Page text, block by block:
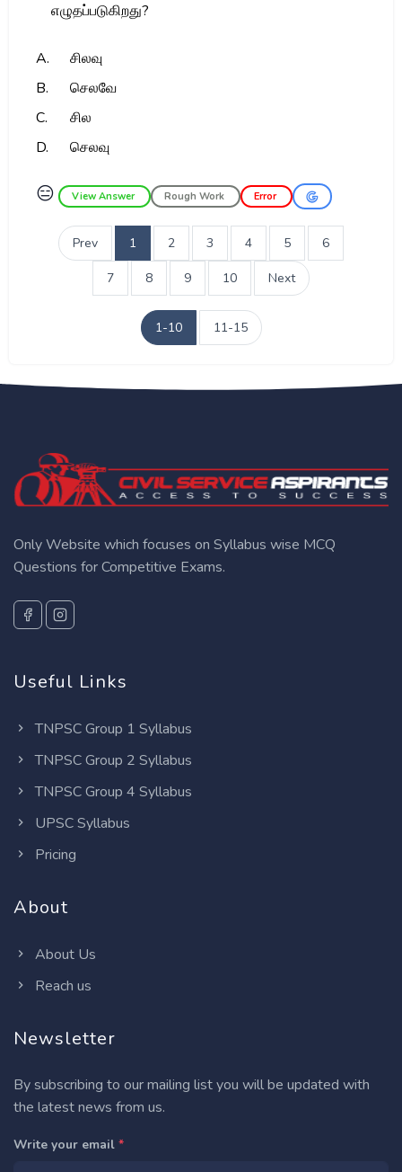
எழுதப்படுகிறது?
A.
சிலவு
B.
செலவே
C.
சில
D.
செலவு
😑 View Answer Rough Work Error
Prev 1 2 3 4 5 6
7 8 9 10 Next
1-10 11-15
Only Website which focuses on Syllabus wise MCQ
Questions for Competitive Exams.
Useful Links
TNPSC Group 1 Syllabus
TNPSC Group 2 Syllabus
TNPSC Group 4 Syllabus
UPSC Syllabus
Pricing
About
About Us
Reach us
Newsletter
By subscribing to our mailing list you will be updated with
the latest news from us.
Write your email *